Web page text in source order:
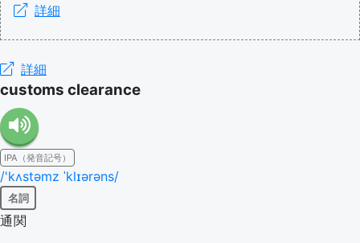
詳細
詳細
customs clearance
IPA（発音記号）
/'kʌstəmz ˈklɪərəns/
名詞
通関